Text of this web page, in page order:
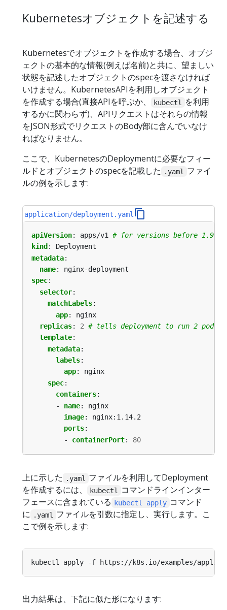
Kubernetesオブジェクトを記述する
Kubernetesでオブジェクトを作成する場合、オブジ
ェクトの基本的な情報(例えば名前)と共に、望ましい
状態を記述したオブジェクトのspecを渡さなければ
いけません。KubernetesAPIを利用しオブジェクト
を作成する場合(直接APIを呼ぶか、
kubectl
を利用
するかに関わらず)、APIリクエストはそれらの情報
をJSON形式でリクエストのBody部に含んでいなけ
ればなりません。
ここで、KubernetesのDeploymentに必要なフィー
ルドとオブジェクトのspecを記載した .yaml
ファイ
ルの例を示します:
application/deployment.yaml
apiVersion: apps/v1
# for versions before 1.9.0
kind :
Deployment
metadata:
name:
nginx-deployment
spec:
selector:
matchLabels:
app:
nginx
replicas: 2 # tells deployment to run 2 pods
template:
metadata:
labels:
app:
nginx
spec:
containers:
- name:
nginx
image:
nginx:1.14.2
ports:
- containerPort: 80
上に示した .yaml
ファイルを利用してDeployment
を作成するには、
kubectl
コマンドラインインター
フェースに含まれている kubectl apply コマンド
に .yaml
ファイルを引数に指定し、実行します。こ
こで例を示します:
出力結果は、下記に似た形になります: